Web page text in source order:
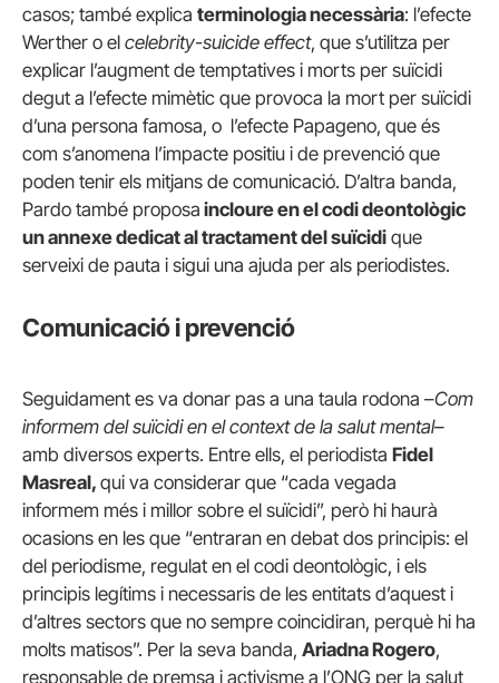
casos; també explica terminologia necessària: l’efecte
Werther o el celebrity-suicide effect, que s’utilitza per
explicar l’augment de temptatives i morts per suïcidi
degut a l’efecte mimètic que provoca la mort per suïcidi
d’una persona famosa, o l’efecte Papageno, que és
com s’anomena l’impacte positiu i de prevenció que
poden tenir els mitjans de comunicació. D’altra banda,
Pardo també proposa incloure en el codi deontològic
un annexe dedicat al tractament del suïcidi que
serveixi de pauta i sigui una ajuda per als periodistes.
Comunicació i prevenció
Seguidament es va donar pas a una taula rodona –Com
informem del suïcidi en el context de la salut mental–
amb diversos experts. Entre ells, el periodista Fidel
Masreal, qui va considerar que “cada vegada
informem més i millor sobre el suïcidi”, però hi haurà
ocasions en les que “entraran en debat dos principis: el
del periodisme, regulat en el codi deontològic, i els
principis legítims i necessaris de les entitats d’aquest i
d’altres sectors que no sempre coincidiran, perquè hi ha
molts matisos”. Per la seva banda, Ariadna Rogero,
responsable de premsa i activisme a l’ONG per la salut